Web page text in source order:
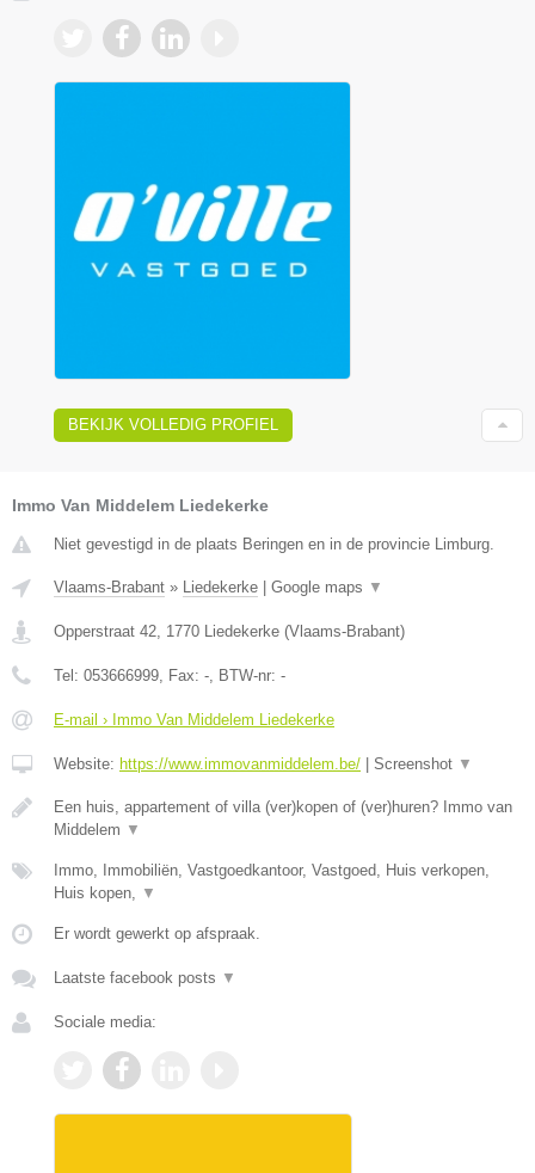
BEKIJK VOLLEDIG PROFIEL
Immo Van Middelem Liedekerke
Niet gevestigd in de plaats Beringen en in de provincie Limburg.
Vlaams-Brabant » Liedekerke Google maps ▼
Opperstraat 42 1770 Liedekerke (Vlaams-Brabant)
Tel: 053666999 , Fax: - , BTW-nr: -
E-mail › Immo Van Middelem Liedekerke
Website: https://www.immovanmiddelem.be/ Screenshot ▼
Een huis, appartement of villa (ver)kopen of (ver)huren? Immo van
Middelem ▼
Immo, Immobiliën, Vastgoedkantoor, Vastgoed, Huis verkopen,
Huis kopen,
▼
Er wordt gewerkt op afspraak.
Laatste facebook posts ▼
Sociale media: